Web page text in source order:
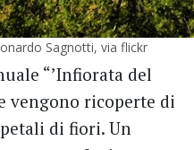
Sagnotti, via flickr
“’Infiorata del
vengono ricoperte di
di fiori. Un